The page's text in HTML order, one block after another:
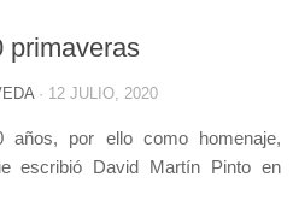
primaveras
· 12 JULIO, 2020
años, por ello como homenaje,
escribió David Martín Pinto en